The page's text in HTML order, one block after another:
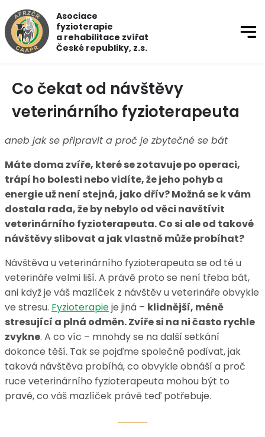
Asociace
fyzioterapie
a rehabilitace zvířat
České republiky, z.s.
Co čekat od návštěvy
veterinárního fyzioterapeuta
aneb jak se připravit a proč je zbytečné se bát
Máte doma zvíře, které se zotavuje po operaci,
trápí ho bolesti nebo vidíte, že jeho pohyb a
energie už není stejná, jako dřív? Možná se k vám
dostala rada, že by nebylo od věci navštívit
veterinárního fyzioterapeuta. Co si ale od takové
návštěvy slibovat a jak vlastně může probíhat?
Návštěva u veterinárního fyzioterapeuta se od té u
veterináře velmi liší. A právě proto se není třeba bát,
ani když je váš mazlíček z návštěv u veterináře obvykle
ve stresu. Fyzioterapieje jiná – klidnější, méně
stresující a plná odměn. Zvíře si na ni často rychle
zvykne. A co víc – mnohdy se na další setkání
dokonce těší. Tak se pojďme společně podívat, jak
taková návštěva probíhá, co obvykle obnáší a proč
ruce veterinárního fyzioterapeuta mohou být to
pravé, co váš mazlíček právě teď potřebuje.